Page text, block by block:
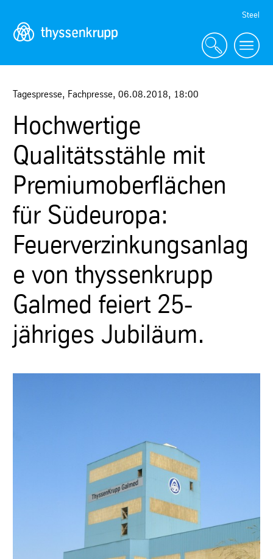
Navigation
Steel
Tagespresse, Fachpresse, 06.08.2018, 18:00
Hochwertige
Qualitätsstähle mit
Premiumoberflächen
für Südeuropa:
Feuerverzinkungsanlag
e von thyssenkrupp
Galmed feiert 25-
jähriges Jubiläum.